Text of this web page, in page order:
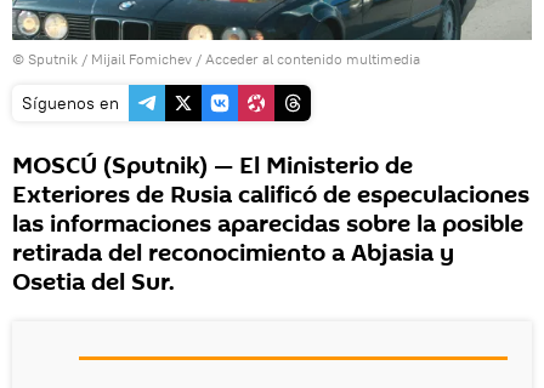
© Sputnik / Mijail Fomichev / Acceder al contenido multimedia
Síguenos en
MOSCÚ (Sputnik) — El Ministerio de
Exteriores de Rusia calificó de especulaciones
las informaciones aparecidas sobre la posible
retirada del reconocimiento a Abjasia y
Osetia del Sur.